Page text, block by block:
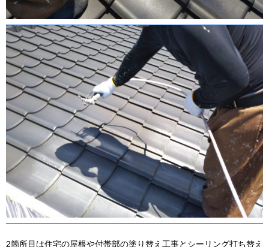
2箇所目は住宅の屋根や付帯部の塗り替え工事とシーリング打ち替え